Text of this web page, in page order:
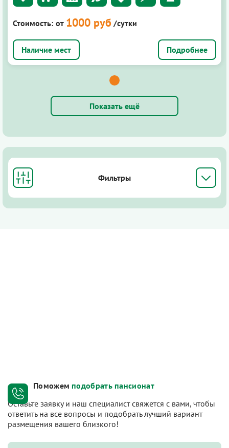
Стоимость: от 1000 руб /сутки
Подробнее
Показать ещё
Фильтры
Поможем подобрать пансионат
Оставьте заявку и наш специалист свяжется с вами, чтобы
ответить на все вопросы и подобрать лучший вариант
размещения вашего близкого!